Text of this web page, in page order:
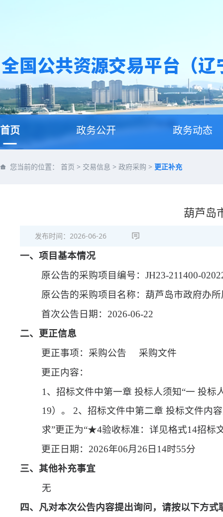
首页 政务公开 政务动态
您当前的位置： 首页 > 交易信息 > 政府采购 > 更正补充
葫芦岛
发布时间： 2026-06-26
一、项目基本情况
原公告的采购项目编号： JH23-211400-
原公告的采购项目名称：葫芦岛市政府办
首次公告日期： 2026-06-22
二、更正信息
更正事项：采购公告 采购文件
更正内容：
1、招标文件中第一章 投标人须知“一 投标
19）。 2、招标文件中第二章 投标文件内
求”更正为“★4验收标准：详见格式14招标
更正日期： 2026年06月26日14时55分
三、其他补充事宜
无
四、凡对本次公告内容提出询问，请按以下方式